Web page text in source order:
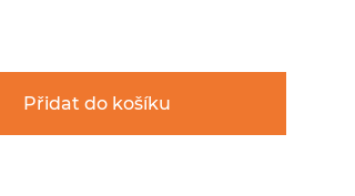
Přidat do košíku